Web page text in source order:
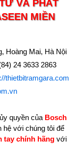
VÀ PHÁT
MIỀN
Hoàng Mai, Hà Nội
24 3633 2863
thietbitramgara.com
quyền của Bosch
với chúng tôi để
tay chính hãng với